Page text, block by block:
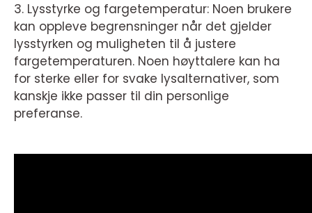
3. Lysstyrke og fargetemperatur: Noen brukere
kan oppleve begrensninger når det gjelder
lysstyrken og muligheten til å justere
fargetemperaturen. Noen høyttalere kan ha
for sterke eller for svake lysalternativer, som
kanskje ikke passer til din personlige
preferanse.